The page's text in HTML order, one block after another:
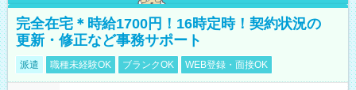
完全在宅＊時給1700円！16時定時！契約状況の
更新・修正など事務サポート
派遣 職種未経験OK ブランクOK WEB登録・面接OK